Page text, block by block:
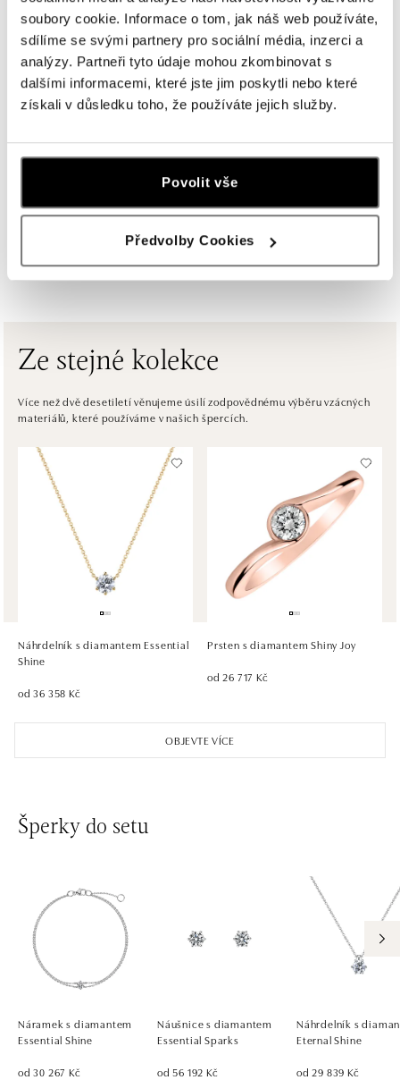
soubory cookie. Informace o tom, jak náš web používáte,
sdílíme se svými partnery pro sociální média, inzerci a
analýzy. Partneři tyto údaje mohou zkombinovat s
dalšími informacemi, které jste jim poskytli nebo které
získali v důsledku toho, že používáte jejich služby.
Povolit vše
Předvolby Cookies
ALOve Westfield Černý most, Praha 9
Chlumecká 765/6, 198 19 Praha 9
tel.: +420735703904
dnes otevřeno od 09:00
ALOve Westfield, Praha 4 - Chodov
Roztylská 2321/19, 148 00 Praha 4 - Chodov
dnes otevřeno od 09:00
ALOve OC Aupark, Bratislava
ALOve OC Eurovea, Bratislava
Pribinova 8, 811 09 Bratislava
tel.: +421917090467
HALADA OC Avion, Bratislava
Ivanská cesta 16, 821 04 Bratislava
tel.: +421 917 090 372
dnes otevřeno od 10:00
HALADA OC Eurovea, Bratislava
Pribinova 8, 811 09 Bratislava
dnes otevřeno od 10:00
ZOBRAZIT VŠECHNY BUTIKY
Ze stejné kolekce
Více než dvě desetiletí věnujeme úsilí zodpovědnému výběru vzácných
materiálů, které používáme v našich špercích.
OBJEVTE VÍCE
Náhrdelník s diamantem Essential
Shine
od 36 358 Kč
Prsten s diamantem Shiny Joy
od 26 717 Kč
Šperky do setu
Náramek s diamantem
Essential Shine
od 30 267 Kč
Náušnice s diamantem
Essential Sparks
od 56 192 Kč
Náhrdelník s
Eternal Shine
od 29 839 Kč